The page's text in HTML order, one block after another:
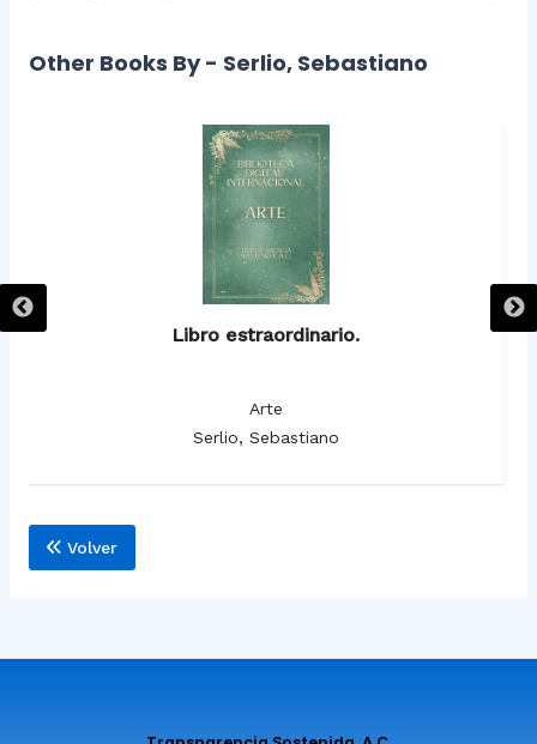
Other Books By - Serlio, Sebastiano
Libro estraordinario.
Arte
Serlio, Sebastiano
Volver